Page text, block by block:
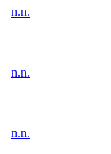
n.n.
n.n.
n.n.